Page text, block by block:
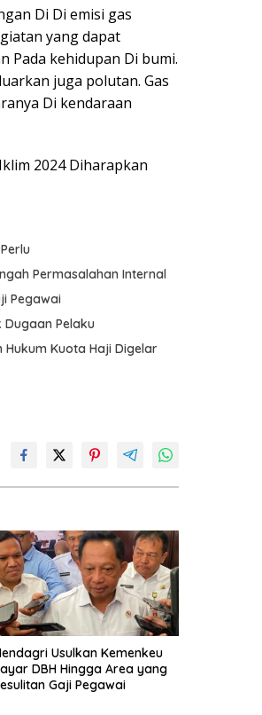
Di Di emisi gas
yang dapat
Pada kehidupan Di bumi.
juga polutan. Gas
Di kendaraan
2024 Diharapkan
Permasalahan Internal
Pegawai
Pelaku
Hukum Kuota Haji Digelar
Usulkan Kemenkeu
DBH Hingga Area yang
Gaji Pegawai